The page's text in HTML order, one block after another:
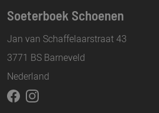
Soeterboek Schoenen
Jan van Schaffelaarstraat 43
3771 BS Barneveld
Nederland